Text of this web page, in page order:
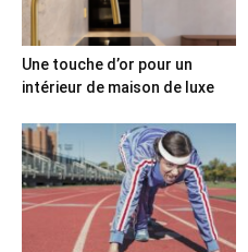
Une touche d’or pour un
intérieur de maison de luxe